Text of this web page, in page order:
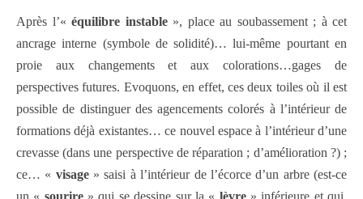
Après l’« équilibre instable», place au soubassement ; à cet
ancrage interne (symbole de solidité)… lui-même pourtant en
proie aux changements et aux colorations…gages de
perspectives futures. Evoquons, en effet, ces deux toiles où il est
possible de distinguer des agencements colorés à l’intérieur de
formations déjà existantes… ce nouvel espace à l’intérieur d’une
crevasse (dans une perspective de réparation ; d’amélioration ?) ;
ce… « visage» saisi à l’intérieur de l’écorce d’un arbre (est-ce
un « sourire» qui se dessine sur la « lèvre» inférieure et qui,